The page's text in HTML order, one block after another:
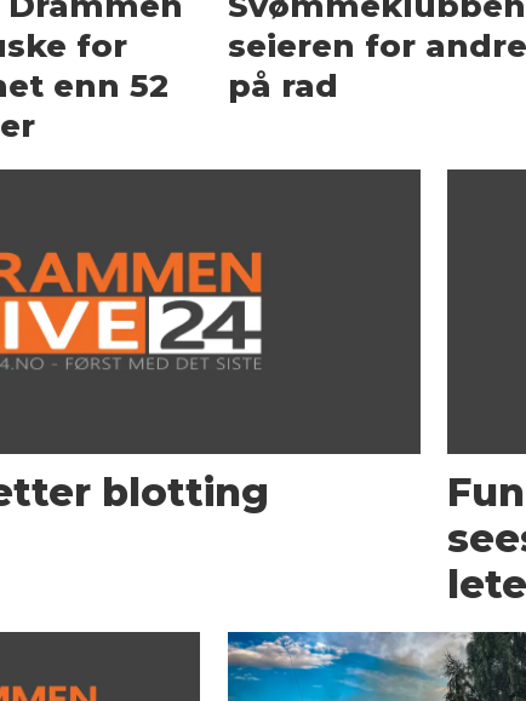
for
enn 52
seieren for
på rad
blotting